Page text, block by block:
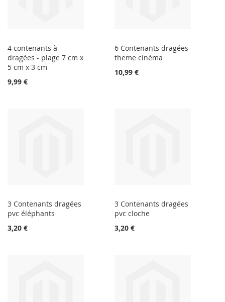
4 contenants à
dragées - plage 7 cm x
5 cm x 3 cm
9,99 €
6 Contenants dragées
theme cinéma
10,99 €
3 Contenants dragées
pvc éléphants
3,20 €
3 Contenants dragées
pvc cloche
3,20 €